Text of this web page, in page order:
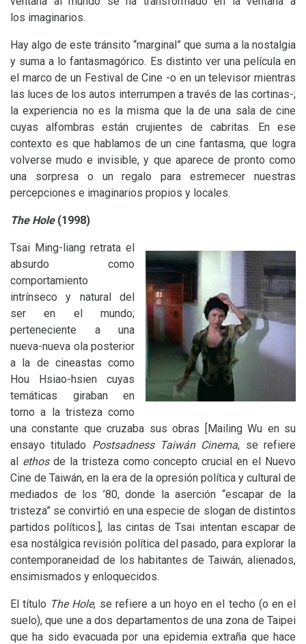
los imaginarios.
Hay algo de este tránsito “marginal” que suma a la nostalgia
y suma a lo fantasmagórico. Es distinto ver una película en
el marco de un Festival de Cine -o en un televisor mientras
las luces de los autos interrumpen a través de las cortinas-;
la experiencia no es la misma que la de una sala de cine
cuyas alfombras están crujientes de cabritas. En ese
contexto es que hablamos de un cine fantasma, que logra
volverse mudo e invisible, y que aparece de pronto como
una sorpresa o un regalo para estremecer nuestras
percepciones e imaginarios propios y locales.
The Hole(1998)
Tsai Ming-liang retrata el
absurdo como
comportamiento
intrínseco y natural del
ser en el mundo;
perteneciente a una
nueva-nueva ola posterior
a la de cineastas como
Hou Hsiao-hsien cuyas
temáticas giraban en
torno a la tristeza como
una constante que cruzaba sus obras [Mailing Wu en su
ensayo titulado Postsadness Taiwán Cinema, se refiere
al ethos de la tristeza como concepto crucial en el Nuevo
Cine de Taiwán, en la era de la opresión política y cultural de
mediados de los ’80, donde la aserción “escapar de la
tristeza” se convirtió en una especie de slogan de distintos
partidos políticos.], las cintas de Tsai intentan escapar de
esa nostálgica revisión política del pasado, para explorar la
contemporaneidad de los habitantes de Taiwán, alienados,
ensimismados y enloquecidos.
El título The Hole, se refiere a un hoyo en el techo (o en el
suelo), que une a dos departamentos de una zona de Taipei
que ha sido evacuada por una epidemia extraña que hace